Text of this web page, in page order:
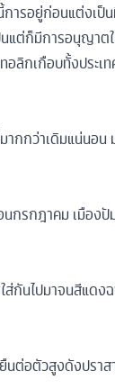
อยู่ก่อนแต่งเป็น
ต่ก็มีการอนุญาตใ
กเกือบทั้งประเ
กกว่าเดิมแน่นอน
นกรกฎาคม เมือ
กันไปมาจนสีแดง
นต่อตัวสูงดังปรา